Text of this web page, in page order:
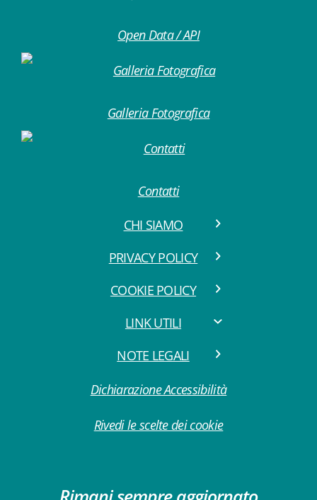
Open Data / API
Galleria Fotografica
Contatti
CHI SIAMO
PRIVACY POLICY
COOKIE POLICY
LINK UTILI
NOTE LEGALI
Dichiarazione Accessibilità
Rivedi le scelte dei cookie